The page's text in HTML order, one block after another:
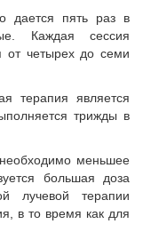
дается пять раз в
Каждая сессия
от четырех до семи
терапия является
трижды в
необходимо меньшее
большая доза
лучевой терапии
в то время как для